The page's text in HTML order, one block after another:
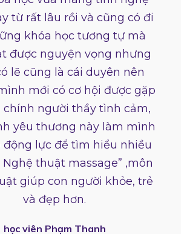
từ rất lâu rồi và cũng có đi
khóa học tương tự mà
được nguyện vọng nhưng
lẽ cũng là cái duyên nên
mới có cơ hội được gặp
chính người thầy tình cảm,
yêu thương này làm mình
động lực để tìm hiểu nhiều
Nghệ thuật massage” ,môn
giúp con người khỏe, trẻ
và đẹp hơn.
học viên Phạm Thanh